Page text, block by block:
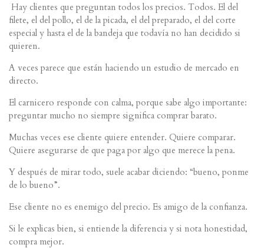
Hay clientes que preguntan todos los precios. Todos. El del
filete, el del pollo, el de la picada, el del preparado, el del corte
especial y hasta el de la bandeja que todavía no han decidido si
quieren.
A veces parece que están haciendo un estudio de mercado en
directo.
El carnicero responde con calma, porque sabe algo importante:
preguntar mucho no siempre significa comprar barato.
Muchas veces ese cliente quiere entender. Quiere comparar.
Quiere asegurarse de que paga por algo que merece la pena.
Y después de mirar todo, suele acabar diciendo: “bueno, ponme
de lo bueno”.
Ese cliente no es enemigo del precio. Es amigo de la confianza.
Si le explicas bien, si entiende la diferencia y si nota honestidad,
compra mejor.